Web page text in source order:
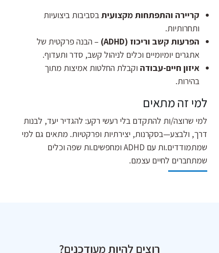
קריירה והתפתחות מקצועיתבסביבות ביצועיות
ותחרותיות.
הפרעות קשב וריכוז (ADHD)
– הבנה פרקטית של
אתגרים יומיומיים וכלים לניהול קשב, סדר ותעדוף.
איזון חיים-עבודה וקבלת החלטות אמיצות מתוך
בהירות.
למי זה מתאים
למי שרוצה/ות להתקדם בלי רעשי רקע: להגדיר יעד, לבנות
דרך, ולבצע—בסקרנות, יצירתיות ופרקטיות. מתאים גם למי
שמתמודדים.ות עם ADHD ומחפשים.ות שפה וכלים
שמתחברים לחיים עצמם.
רוצים להיות מעודכנים?